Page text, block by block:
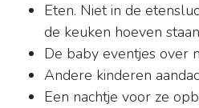
Eten. Niet in de
de keuken hoeven
De baby eventjes over
Andere kinderen
Een nachtje voor ze